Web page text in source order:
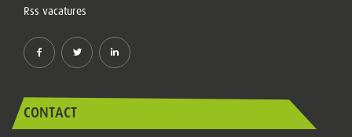
Rss vacatures
CONTACT